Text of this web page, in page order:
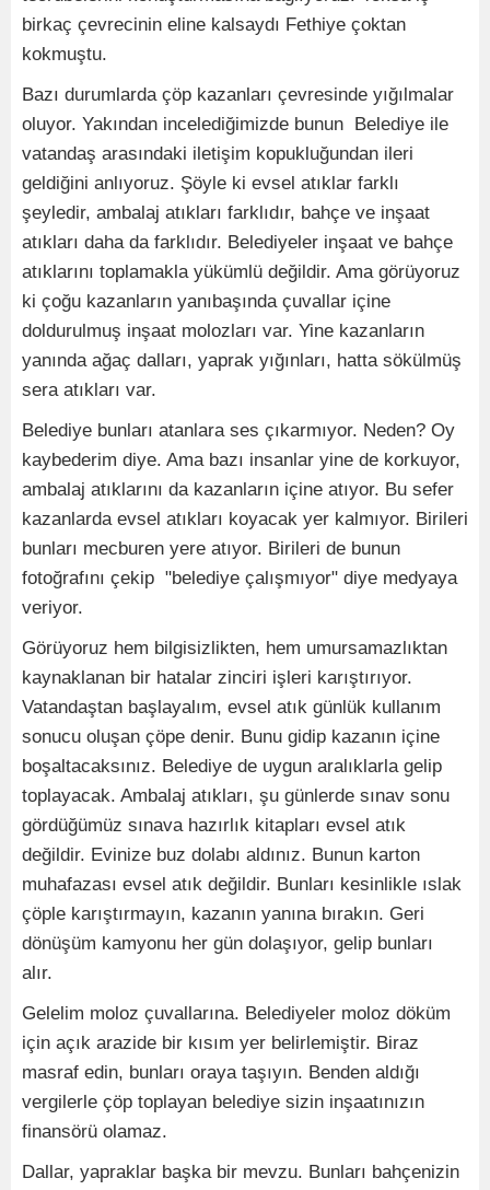
birkaç çevrecinin eline kalsaydı Fethiye çoktan
kokmuştu.
Bazı durumlarda çöp kazanları çevresinde yığılmalar
oluyor. Yakından incelediğimizde bunun Belediye ile
vatandaş arasındaki iletişim kopukluğundan ileri
geldiğini anlıyoruz. Şöyle ki evsel atıklar farklı
şeyledir, ambalaj atıkları farklıdır, bahçe ve inşaat
atıkları daha da farklıdır. Belediyeler inşaat ve bahçe
atıklarını toplamakla yükümlü değildir. Ama görüyoruz
ki çoğu kazanların yanıbaşında çuvallar içine
doldurulmuş inşaat molozları var. Yine kazanların
yanında ağaç dalları, yaprak yığınları, hatta sökülmüş
sera atıkları var.
Belediye bunları atanlara ses çıkarmıyor. Neden? Oy
kaybederim diye. Ama bazı insanlar yine de korkuyor,
ambalaj atıklarını da kazanların içine atıyor. Bu sefer
kazanlarda evsel atıkları koyacak yer kalmıyor. Birileri
bunları mecburen yere atıyor. Birileri de bunun
fotoğrafını çekip "belediye çalışmıyor" diye medyaya
veriyor.
Görüyoruz hem bilgisizlikten, hem umursamazlıktan
kaynaklanan bir hatalar zinciri işleri karıştırıyor.
Vatandaştan başlayalım, evsel atık günlük kullanım
sonucu oluşan çöpe denir. Bunu gidip kazanın içine
boşaltacaksınız. Belediye de uygun aralıklarla gelip
toplayacak. Ambalaj atıkları, şu günlerde sınav sonu
gördüğümüz sınava hazırlık kitapları evsel atık
değildir. Evinize buz dolabı aldınız. Bunun karton
muhafazası evsel atık değildir. Bunları kesinlikle ıslak
çöple karıştırmayın, kazanın yanına bırakın. Geri
dönüşüm kamyonu her gün dolaşıyor, gelip bunları
alır.
Gelelim moloz çuvallarına. Belediyeler moloz döküm
için açık arazide bir kısım yer belirlemiştir. Biraz
masraf edin, bunları oraya taşıyın. Benden aldığı
vergilerle çöp toplayan belediye sizin inşaatınızın
finansörü olamaz.
Dallar, yapraklar başka bir mevzu. Bunları bahçenizin